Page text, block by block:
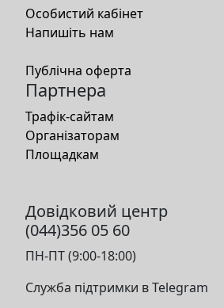
Особистий кабінет
Напишіть нам
Публічна оферта
Партнера
Трафік-сайтам
Організаторам
Площадкам
Довідковий центр
(044)356 05 60
ПН-ПТ (9:00-18:00)
Служба підтримки в Telegram